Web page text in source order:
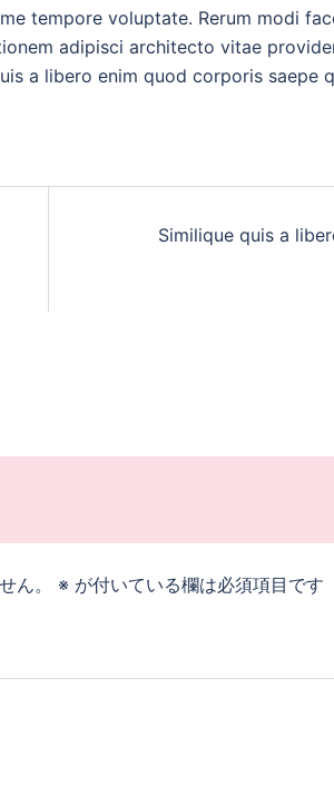
tempore voluptate. Rerum modi
adipisci architecto vitae
a libero enim quod corporis saepe
Similique quis a
ん。 ※ が付いている欄は必須項目です